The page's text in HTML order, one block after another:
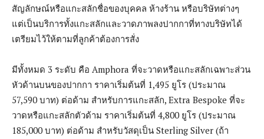
สัญลักษณ์หรือแกะสลักชื่อของบุคคล ห้างร้าน หรือบริษัทต่างๆ
แต่เป็นบริการทั้งแกะสลักและวาดภาพลงปากกาที่ทางบริษัทได้
เตรียมไว้ให้ตามที่ลูกค้าต้องการสั่ง
มีทั้งหมด 3 ระดับ คือ Amphora ที่จะวาดหรือแกะสลักเฉพาะส่วน
หัวด้านบนของปากกา ราคาเริ่มต้นที่ 1,495 ยูโร (ประมาณ
57,590 บาท) ต่อด้าม สำหรับการแกะสลัก, Extra Bespoke ที่จะ
วาดหรือแกะสลักตัวด้าม ราคาเริ่มต้นที่ 4,800 ยูโร (ประมาณ
185,000 บาท) ต่อด้าม สำหรับวัสดุเป็น Sterling Silver (ถ้า